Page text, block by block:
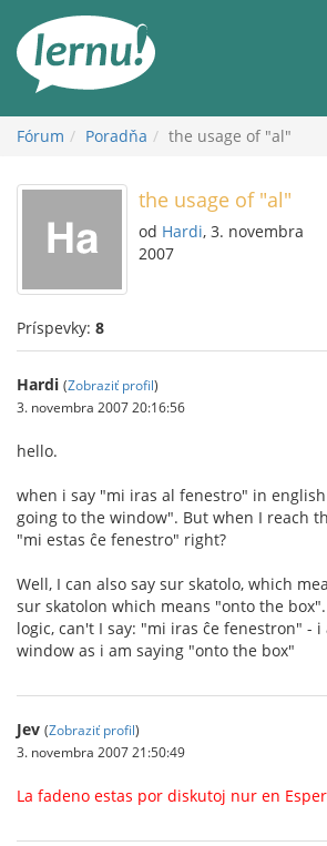
obsah
Fórum Poradňa the usage of "al"
the usage of "al"
od Hardi, 3. novembra
2007
Príspevky: 8
Hardi (Zobraziť profil)
3. novembra 2007 20:16:56
hello.
when i say "mi iras al fenestro" in
going to the window". But when I reach
"mi estas ĉe fenestro" right?
Well, I can also say sur skatolo, which
sur skatolon which means "onto the
logic, can't I say: "mi iras ĉe fenestron" -
window as i am saying "onto the box"
Jev (Zobraziť profil)
3. novembra 2007 21:50:49
La fadeno estas por diskutoj nur en